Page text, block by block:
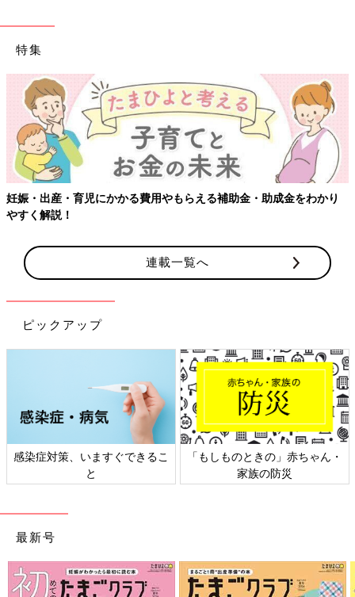
特集
【ワクチン接種できるものも】妊婦の感染症対策、知っておいて！
連載一覧へ
ピックアップ
日本外来小児科学会リーフレッ
ト検討会
六星占術 細木かおりさんの人生
相談
最新号